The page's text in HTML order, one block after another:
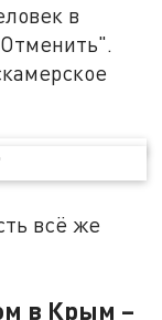
в
всё же
в Крым –